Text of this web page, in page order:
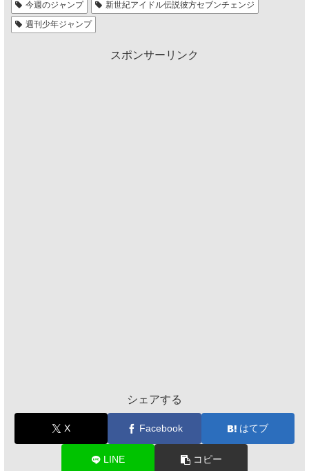
今週のジャンプ
新世紀アイドル伝説彼方セブンチェンジ
週刊少年ジャンプ
スポンサーリンク
シェアする
X Facebook はてブ
LINE コピー